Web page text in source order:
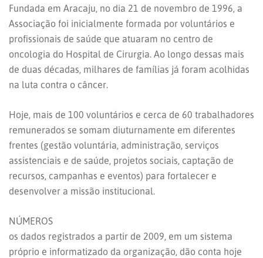
Fundada em Aracaju, no dia 21 de novembro de 1996, a
Associação foi inicialmente formada por voluntários e
profissionais de saúde que atuaram no centro de
oncologia do Hospital de Cirurgia. Ao longo dessas mais
de duas décadas, milhares de famílias já foram acolhidas
na luta contra o câncer.
Hoje, mais de 100 voluntários e cerca de 60 trabalhadores
remunerados se somam diuturnamente em diferentes
frentes (gestão voluntária, administração, serviços
assistenciais e de saúde, projetos sociais, captação de
recursos, campanhas e eventos) para fortalecer e
desenvolver a missão institucional.
NÚMEROS
os dados registrados a partir de 2009, em um sistema
próprio e informatizado da organização, dão conta hoje